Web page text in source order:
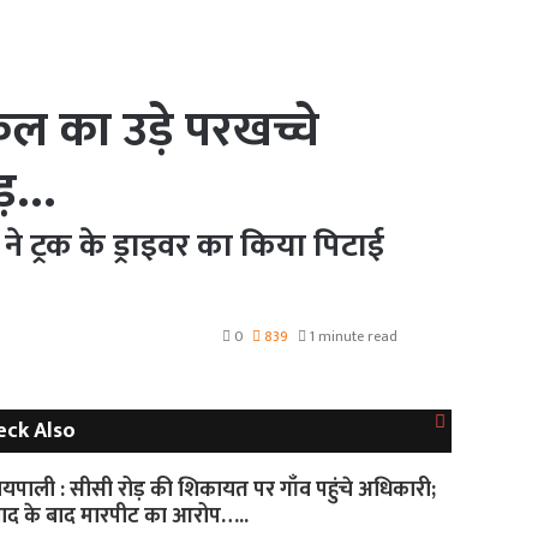
का उड़े परखच्चे
के ड्राइवर का किया पिटाई
0 839 1 minute read
Also Close
: सीसी रोड़ की शिकायत पर गाँव पहुंचे अधिकारी;
के बाद मारपीट का आरोप…..